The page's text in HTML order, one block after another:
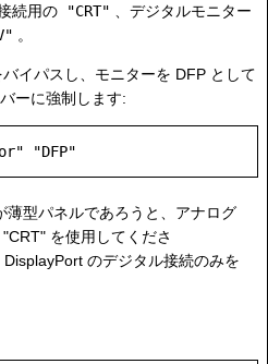
続用の
"CRT"
、デジタルモニター
。
イパスし、モニターを DFP として
ーに強制します:
薄型パネルであろうと、アナログ
を使用してくださ
のデジタル接続のみを